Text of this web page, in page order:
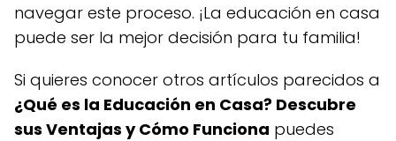
navegar este proceso. ¡La educación en casa
puede ser la mejor decisión para tu familia!
Si quieres conocer otros artículos parecidos a
¿Qué es la Educación en Casa? Descubre
sus Ventajas y Cómo Funciona puedes